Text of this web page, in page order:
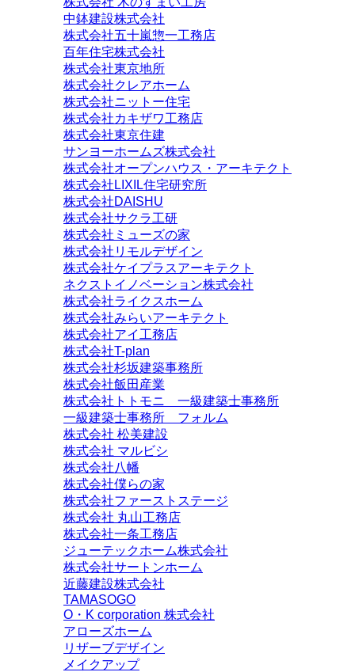
中鉢建設株式会社
株式会社五十嵐惣一工務店
百年住宅株式会社
株式会社東京地所
株式会社クレアホーム
株式会社ニットー住宅
株式会社カキザワ工務店
株式会社東京住建
サンヨーホームズ株式会社
株式会社オープンハウス・アーキテクト
株式会社LIXIL住宅研究所
株式会社DAISHU
株式会社サクラ工研
株式会社ミューズの家
株式会社リモルデザイン
株式会社ケイプラスアーキテクト
ネクストイノベーション株式会社
株式会社ライクスホーム
株式会社みらいアーキテクト
株式会社アイ工務店
株式会社T-plan
株式会社杉坂建築事務所
株式会社飯田産業
株式会社トトモニ 一級建築士事務所
一級建築士事務所 フォルム
株式会社 松美建設
株式会社 マルビシ
株式会社八幡
株式会社僕らの家
株式会社ファーストステージ
株式会社 丸山工務店
株式会社一条工務店
ジューテックホーム株式会社
株式会社サートンホーム
近藤建設株式会社
TAMASOGO
O・K corporation 株式会社
アローズホーム
リザーブデザイン
メイクアップ